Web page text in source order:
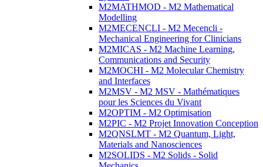
M2MATHMOD - M2 Mathematical
Modelling
M2MECENCLI - M2 Mecencli -
Mechanical Engineering for Clinicians
M2MICAS - M2 Machine Learning,
Communications and Security
M2MOCHI - M2 Molecular Chemistry
and Interfaces
M2MSV - M2 MSV - Mathématiques
pour les Sciences du Vivant
M2OPTIM - M2 Optimisation
M2PIC - M2 Projet Innovation Conception
M2QNSLMT - M2 Quantum, Light,
Materials and Nanosciences
M2SOLIDS - M2 Solids - Solid